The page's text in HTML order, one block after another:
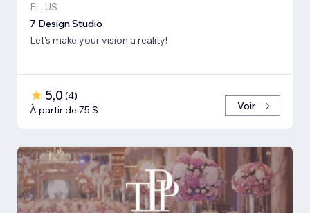
FL, US
7 Design Studio
Let's make your vision a reality!
5,0 (4)
À partir de 75 $
Voir